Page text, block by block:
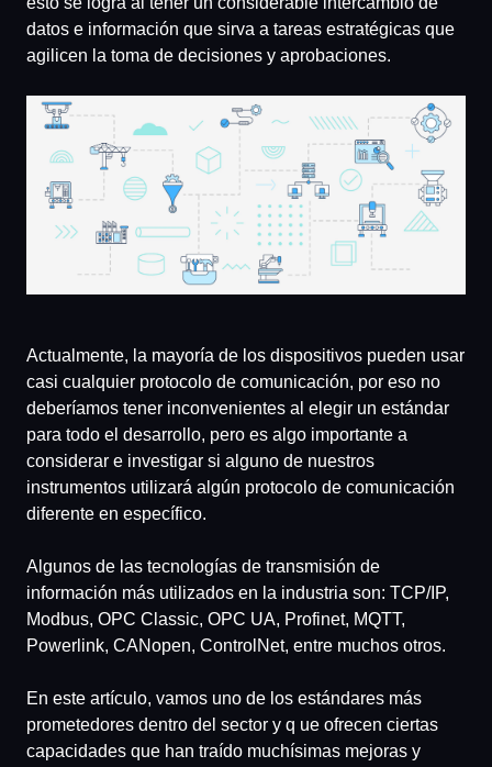
datos e información que sirva a tareas estratégicas que
agilicen la toma de decisiones y aprobaciones.
Actualmente, la mayoría de los dispositivos pueden usar
casi cualquier protocolo de comunicación, por eso no
deberíamos tener inconvenientes al elegir un estándar
para todo el desarrollo, pero es algo importante a
considerar e investigar si alguno de nuestros
instrumentos utilizará algún protocolo de comunicación
diferente en específico.
Algunos de las tecnologías de transmisión de
información más utilizados en la industria son: TCP/IP,
Modbus, OPC Classic, OPC UA, Profinet, MQTT,
Powerlink, CANopen, ControlNet, entre muchos otros.
En este artículo, vamos uno de los estándares más
prometedores dentro del sector y q ue ofrecen ciertas
capacidades que han traído muchísimas mejoras y